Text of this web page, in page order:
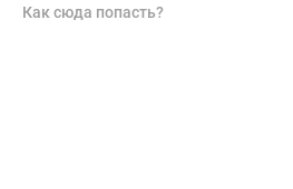
Как сюда попасть?